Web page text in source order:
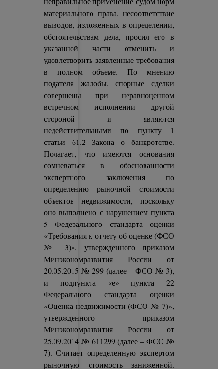
материального права, несоответствие
выводов, изложенных в определении,
обстоятельствам дела, просил его в
указанной части отменить и
удовлетворить заявленные требования
в полном объеме. По мнению
подателя жалобы, спорные сделки
совершены при неравноценном
встречном исполнении другой
стороной и являются
недействительными по пункту 1
статьи 61.2 Закона о банкротстве.
Полагает, что имеются основания
сомневаться в обоснованности
экспертного заключения по
определению рыночной стоимости
объектов недвижимости, поскольку
оно выполнено с нарушением пункта
5 Федерального стандарта оценки
«Требования к отчету об оценке (ФСО
№ 3)», утвержденного приказом
Минэкономразвития России от
20.05.2015 № 299 (далее – ФСО № 3),
и подпункта «е» пункта 22
Федерального стандарта оценки
«Оценка недвижимости (ФСО № 7)»,
утвержденного приказом
Минэкономразвития России от
25.09.2014 № 611299 (далее – ФСО №
7). Считает определенную экспертом
рыночную стоимость заниженной.